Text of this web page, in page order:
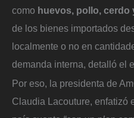
como huevos, pollo, cerdo
de los bienes importados
localmente o no en
demanda interna, detalló el
Por eso, la presidenta de
Claudia Lacouture, enfatizó